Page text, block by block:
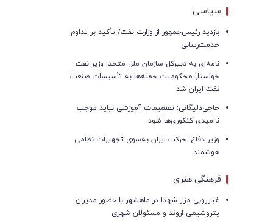
سیاسی
بازدید رئیس‌جمهور از وزارت نفت/ تأکید بر تداوم
خدمت‌رسانی
نامه‌ای به دبیرکل سازمان ملل متحد: وزیر نفت
خواستار محکومیت حمله‌ها به تأسیسات صنعت
نفت ایران شد
حاجی‌دلیگانی: تصمیمات آموزشی نباید موجب
ناامیدی کنکوری‌ها شود
وزیر دفاع: حرکت ایران به‌سوی تجهیزات نظامی
هوشمند
فرهنگی هنری
غبارروبی مزار شهدا در ماهشهر با حضور مدیران
پتروشیمی اروند و مسئولان شهری